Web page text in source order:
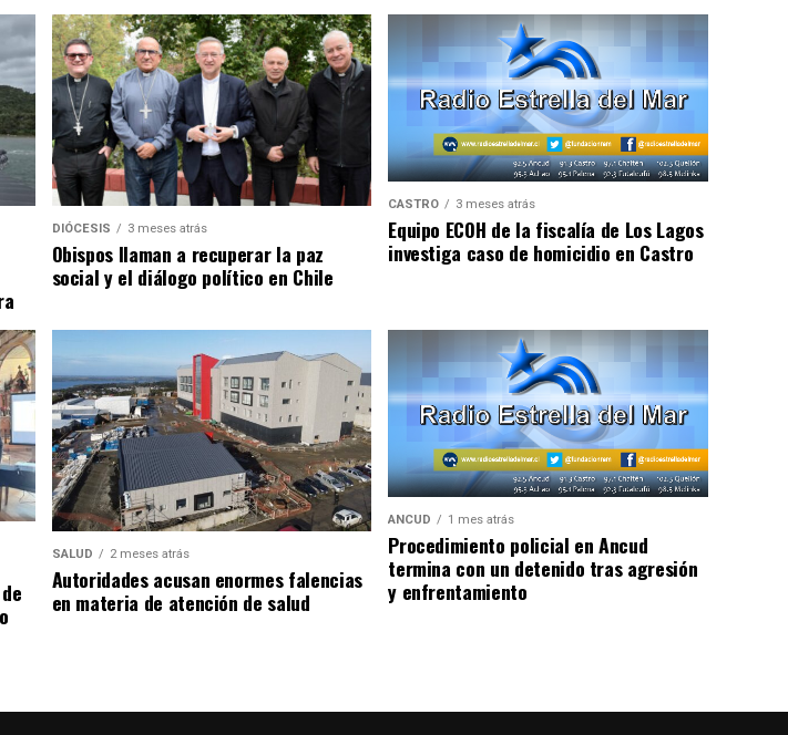
DIÓCESIS 3 meses atrás
Obispos llaman a recuperar la paz
social y el diálogo político en Chile
CASTRO 3 meses atrás
Equipo ECOH de la fiscalía de Los Lagos
investiga caso de homicidio en Castro
SALUD 2 meses atrás
Autoridades acusan enormes falencias
en materia de atención de salud
ANCUD 1 mes atrás
Procedimiento policial en Ancud
termina con un detenido tras agresión
y enfrentamiento